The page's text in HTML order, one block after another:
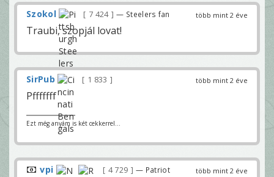
több mint 2 éve
Szokol 7 424 — Steelers fan
Traubi, szopjál lovat!
több mint 2 éve
SirPub 1 833
Pfffffff
Ezt még anyám is két cekkerrel...
több mint 2 éve
vpi 4 729 — Patriot